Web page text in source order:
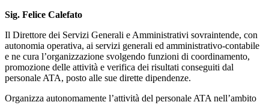
Sig. Felice Calefato
Il Direttore dei Servizi Generali e Amministrativi sovraintende, con
autonomia operativa, ai servizi generali ed amministrativo-contabile
e ne cura l’organizzazione svolgendo funzioni di coordinamento,
promozione delle attività e verifica dei risultati conseguiti dal
personale ATA, posto alle sue dirette dipendenze.
Organizza autonomamente l’attività del personale ATA nell’ambito